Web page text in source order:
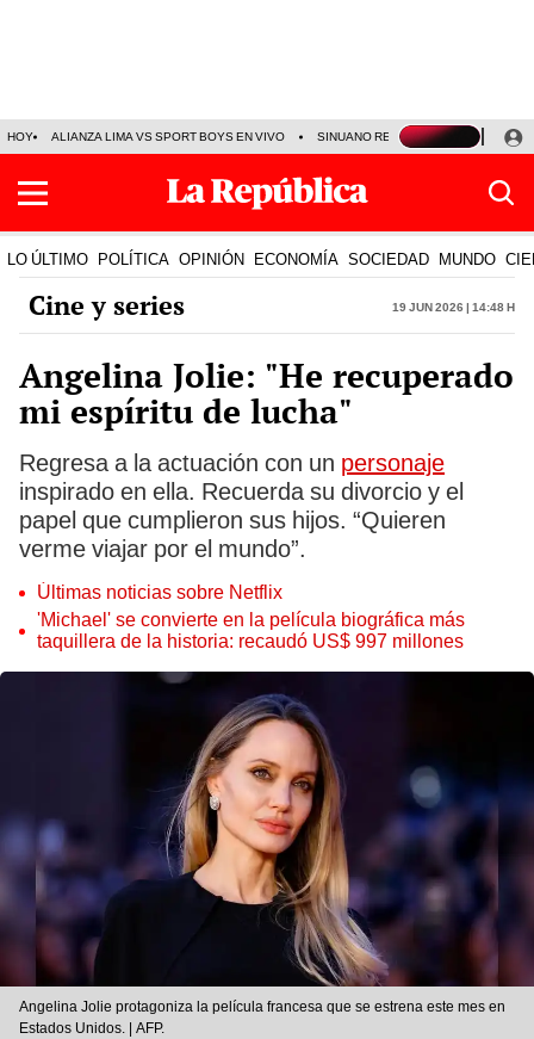
HOY ALIANZA LIMA VS SPORT BOYS EN VIVO SINUANO RESULTADOS HOY
LO ÚLTIMO POLÍTICA OPINIÓN ECONOMÍA SOCIEDAD MUNDO
Cine y series 19 Jun 2026 | 14:48 h
Angelina Jolie: "He recuperado
mi espíritu de lucha"
Regresa a la actuación con un personaje
inspirado en ella. Recuerda su divorcio y el
papel que cumplieron sus hijos. “Quieren
verme viajar por el mundo”.
Últimas noticias sobre Netflix
'Michael' se convierte en la película biográfica más
taquillera de la historia: recaudó US$ 997 millones
Angelina Jolie protagoniza la película francesa que se estrena este mes en
Estados Unidos. | AFP.